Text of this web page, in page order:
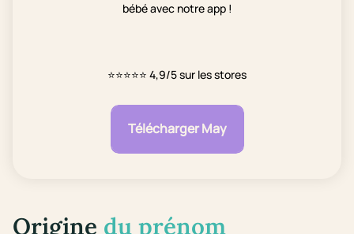
bébé avec notre app !
⭐⭐⭐⭐⭐ 4,9/5 sur les stores
Télécharger May
Origine du prénom